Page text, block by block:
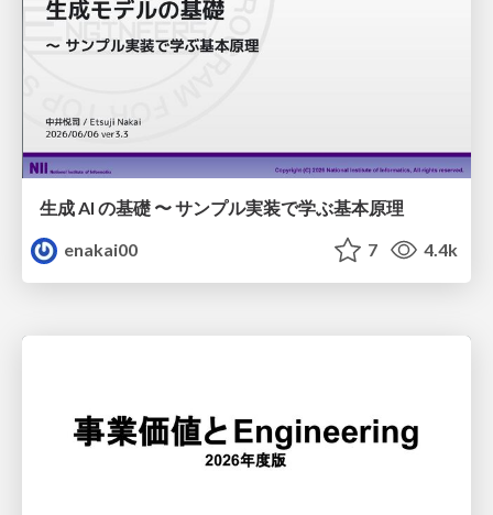
生成 AI の基礎 〜 サンプル実装で学ぶ基本原理
enakai00
7 4.4k